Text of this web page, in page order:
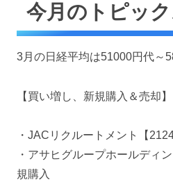
今月のトピッ
3月の日経平均は51000円代～
【買い増し、新規購入＆売却】
・JACリクルートメント【
・アサヒグループホールディ
規購入